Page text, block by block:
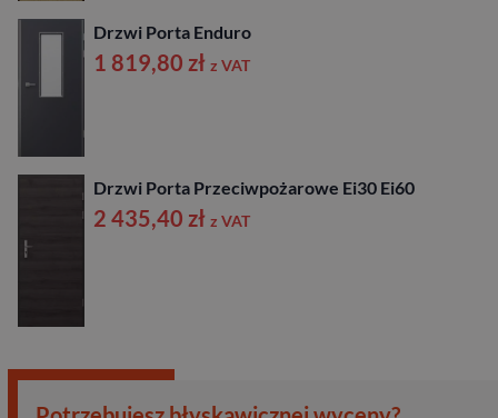
Drzwi Porta Enduro
1 819,80 zł z VAT
Drzwi Porta Przeciwpożarowe Ei30 Ei60
2 435,40 zł z VAT